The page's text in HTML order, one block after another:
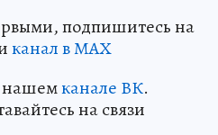
подпишитесь на
канал в МАХ
нашемканале ВК.
на связи